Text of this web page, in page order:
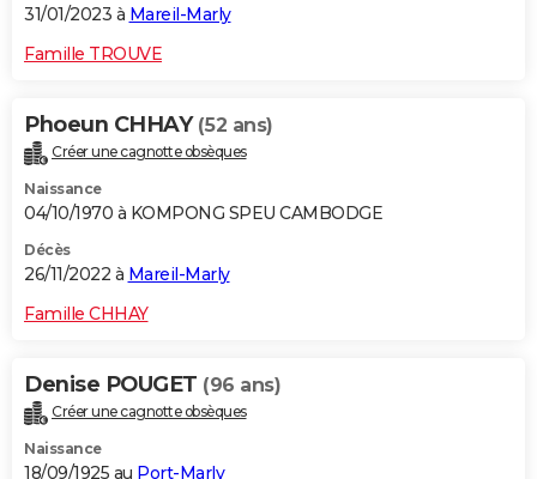
31/01/2023 à Mareil-Marly
Famille TROUVE
Phoeun CHHAY (52 ans)
Créer une cagnotte obsèques
Naissance
04/10/1970 à KOMPONG SPEU CAMBODGE
Décès
26/11/2022 à Mareil-Marly
Famille CHHAY
Denise POUGET (96 ans)
Créer une cagnotte obsèques
Naissance
18/09/1925 au Port-Marly